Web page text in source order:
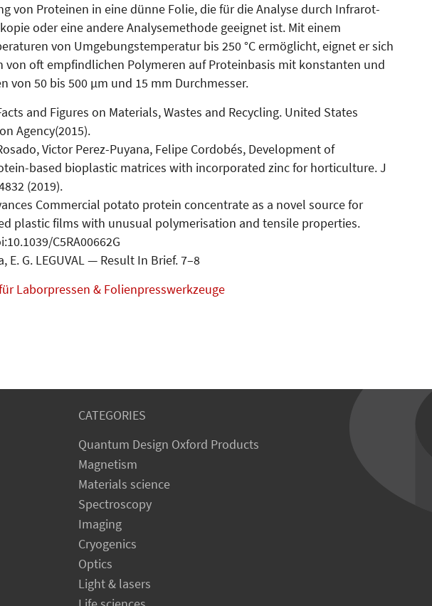
von Proteinen in eine dünne Folie, die für die Analyse durch Infrarot-
oder eine andere Analysemethode geeignet ist. Mit einem
von Umgebungstemperatur bis 250 °C ermöglicht, eignet er sich
von oft empfindlichen Polymeren auf Proteinbasis mit konstanten und
von 50 bis 500 µm und 15 mm Durchmesser.
and Figures on Materials, Wastes and Recycling. United States
Agency(2015).
Victor Perez-Puyana, Felipe Cordobés, Development of
based bioplastic matrices with incorporated zinc for horticulture. J
(2019).
Commercial potato protein concentrate as a novel source for
plastic films with unusual polymerisation and tensile properties.
C5RA00662G
E. G. LEGUVAL — Result In Brief. 7–8
Laborpressen & Folienpresswerkzeuge
CATEGORIES
Quantum Design Oxford Products
Magnetism
Materials science
Spectroscopy
Imaging
Cryogenics
Optics
Light & lasers